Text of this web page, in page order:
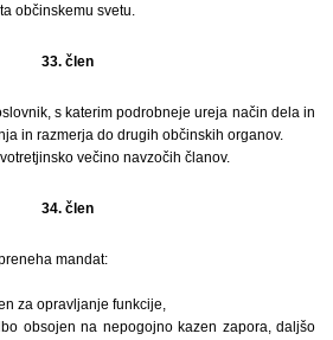
občinskemu svetu.
33. člen
s katerim podrobneje ureja način dela in
in razmerja do drugih občinskih organov.
večino navzočih članov.
34. člen
mandat:
za opravljanje funkcije,
obsojen na nepogojno kazen zapora, daljšo